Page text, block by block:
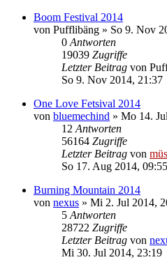
Boom Festival 2014
von Pufflibäng » So 9. Nov
0 Antworten
19039 Zugriffe
Letzter Beitrag von
So 9. Nov 2014, 21:37
One Love Fetsival 2014
von bluemechind » Mo 14.
12 Antworten
56164 Zugriffe
Letzter Beitrag von
So 17. Aug 2014, 09:55
Burning Mountain 2014
von nexus » Mi 2. Jul 2014,
5 Antworten
28722 Zugriffe
Letzter Beitrag von
Mi 30. Jul 2014, 23:19